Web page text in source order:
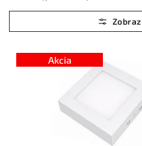
Najlacnejšie
Najdrahšie
Abecedne
Akcia